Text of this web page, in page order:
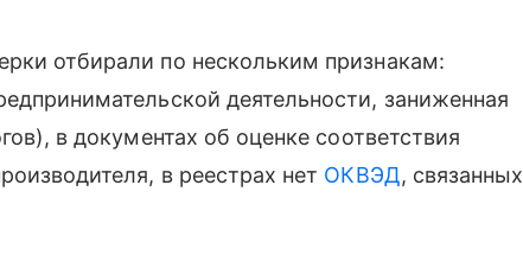
отбирали по нескольким признакам:
деятельности, заниженная
в документах об оценке соответствия
в реестрах нет ОКВЭД, связанных